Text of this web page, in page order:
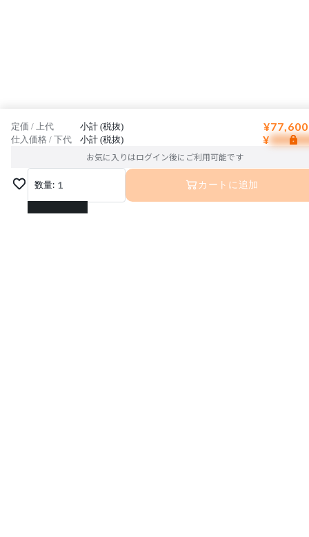
定価 / 上代 小計 (税抜)
仕入価格 / 下代 小計 (税抜) ¥
お気に入りはログイン後にご利用可能です
数量: 1
1
カートに追加